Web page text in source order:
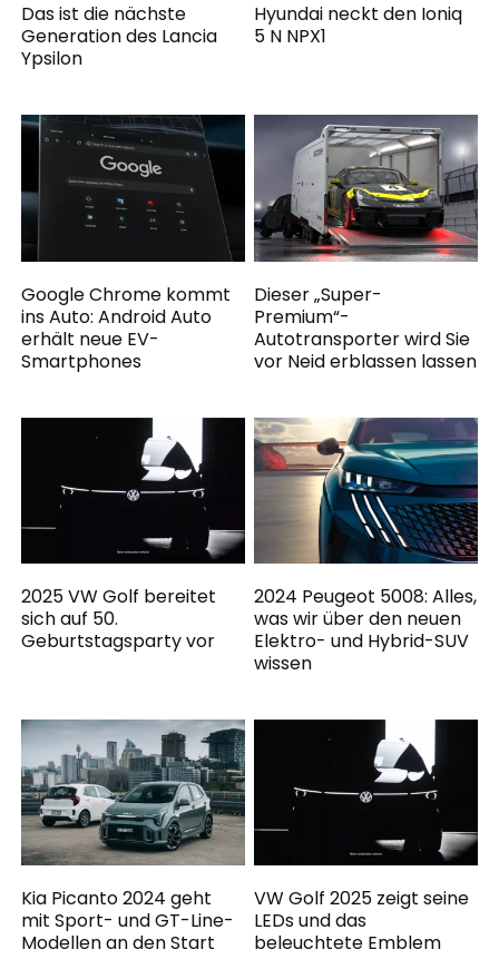
Das ist die nächste
Generation des Lancia
Ypsilon
Hyundai neckt den Ioniq
5 N NPX1
Google Chrome kommt
ins Auto: Android Auto
erhält neue EV-
Smartphones
Dieser „Super-
Premium“-
Autotransporter wird Sie
vor Neid erblassen lassen
2025 VW Golf bereitet
sich auf 50.
Geburtstagsparty vor
2024 Peugeot 5008: Alles,
was wir über den neuen
Elektro- und Hybrid-SUV
wissen
Kia Picanto 2024 geht
mit Sport- und GT-Line-
Modellen an den Start
VW Golf 2025 zeigt seine
LEDs und das
beleuchtete Emblem